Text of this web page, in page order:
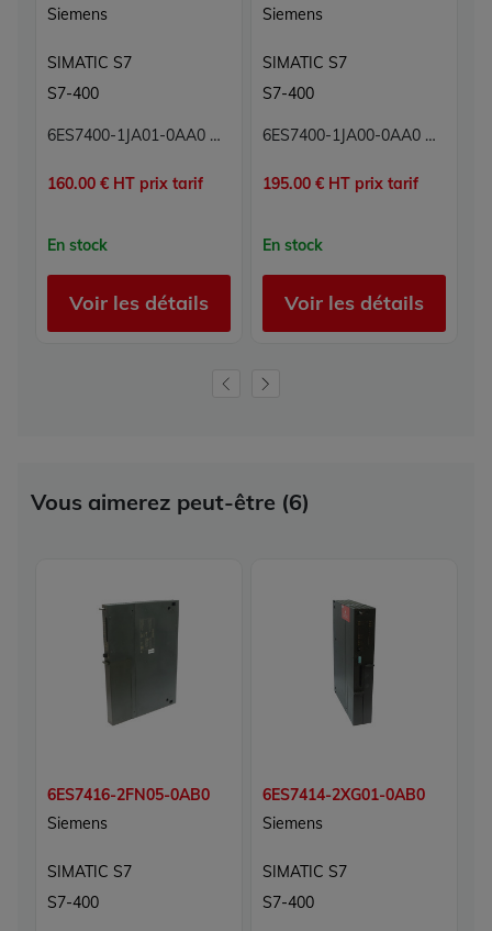
Siemens
SIMATIC S7
S7-400
6ES7400-1JA01-0AA0 Châssis rack central UR2 Simatic S7 Siemens 9 emplacements E/S 2 alimentations redondantes
160.00 € HT prix tarif
En stock
Voir les détails
Siemens
SIMATIC S7
S7-400
6ES7400-1JA00-0AA0 Châssis rack central UR2 Simatic S7 Siemens 9 emplacements E/S
195.00 € HT prix tarif
En stock
Voir les détails
Vous aimerez peut-être (6)
6ES7416-2FN05-0AB0
Siemens
SIMATIC S7
S7-400
6ES7414-2XG01-0AB0
Siemens
SIMATIC S7
S7-400